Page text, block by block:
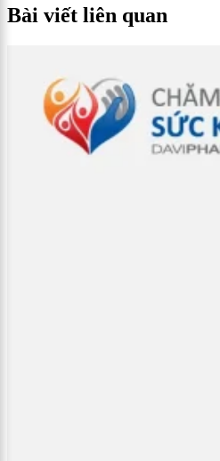
Bài viết liên quan